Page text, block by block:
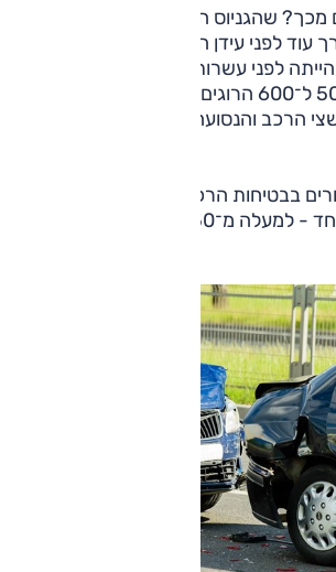
שהגניוס היהודי התקיים כאן קודם
עוד לפני עידן ההייטק... ואכן, הבטיחות
לפני עשרות שנים שופרה, ומספר
ההרוגים שהיה בין 500 ל־600 הרוגים מדי שנה במשך שנים
הרכב והנסועה השנתית גדלו פי כמה
בבטיחות הרכב - מדי יום נהרג על